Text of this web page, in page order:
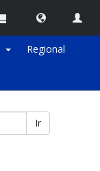
Regional
Ir